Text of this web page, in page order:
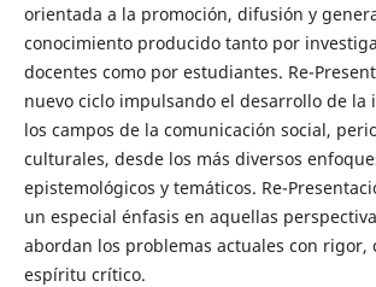
orientada a la promoción, difusión y
conocimiento producido tanto por
docentes como por estudiantes. Re-
nuevo ciclo impulsando el desarrollo de la
los campos de la comunicación social,
culturales, desde los más diversos
epistemológicos y temáticos. Re-
un especial énfasis en aquellas
abordan los problemas actuales con rigor,
espíritu crítico.